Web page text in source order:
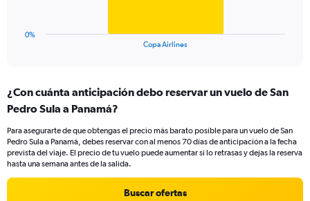
Range:
1
The
chart
has
1
Copa Airlines
0%
¿Con cuánta anticipación debo reservar un vuelo de San
Pedro Sula a Panamá?
Para asegurarte de que obtengas el precio más barato posible para un vuelo de San
Pedro Sula a Panamá, debes reservar con al menos 70 días de anticipación a la fecha
prevista del viaje. El precio de tu vuelo puede aumentar si lo retrasas y dejas la reserva
hasta una semana antes de la salida.
Buscar ofertas